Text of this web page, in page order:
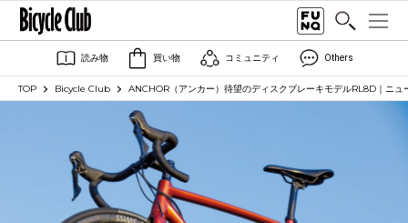
読み物 買い物 コミュニティ Others
TOP Bicycle Club ANCHOR（アンカー）待望のディスクブレーキモデルRL8D｜ニュ